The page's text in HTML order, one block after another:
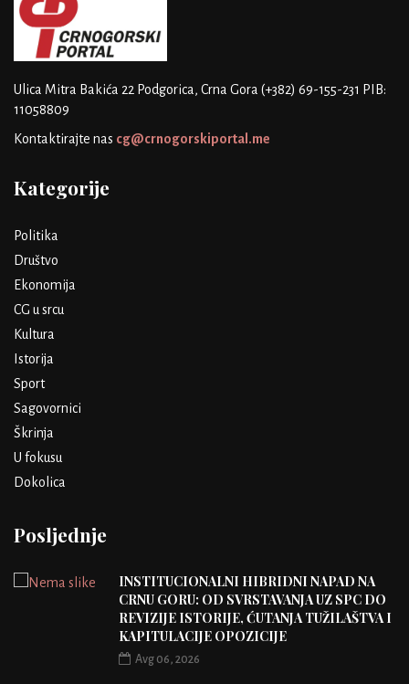
Ulica Mitra Bakića 22 Podgorica, Crna Gora (+382) 69-155-231 PIB:
11058809
Kontaktirajte nas cg@crnogorskiportal.me
Kategorije
Politika
Društvo
Ekonomija
CG u srcu
Kultura
Istorija
Sport
Sagovornici
Škrinja
U fokusu
Dokolica
Posljednje
INSTITUCIONALNI HIBRIDNI NAPAD NA
CRNU GORU: OD SVRSTAVANJA UZ SPC DO
REVIZIJE ISTORIJE, ĆUTANJA TUŽILAŠTVA I
KAPITULACIJE OPOZICIJE
Avg 06, 2026